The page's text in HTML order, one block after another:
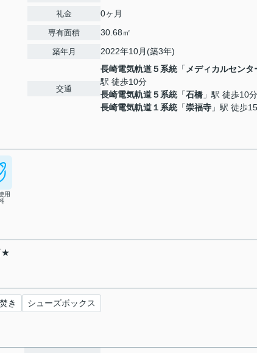
礼金 0ヶ月
専有面積 30.68㎡
築年月 2022年10月(築3年)
交通
長崎電気軌道５系統「 メディカルセンタ
駅 徒歩10分
長崎電気軌道５系統「石橋 」駅 徒歩10分
長崎電気軌道１系統「崇福寺 」駅 徒歩
用
★
き シューズボックス